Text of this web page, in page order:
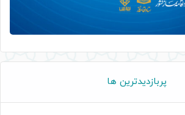
پربازدیدترین ها